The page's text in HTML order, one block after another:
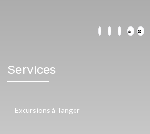
Services
Excursions à Tanger